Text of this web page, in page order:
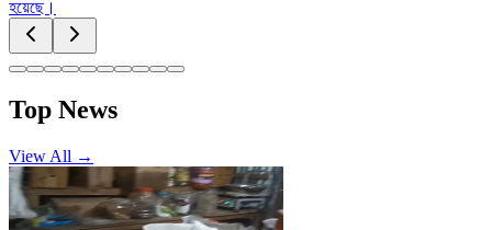
হয়েছে।
Top News
View All →